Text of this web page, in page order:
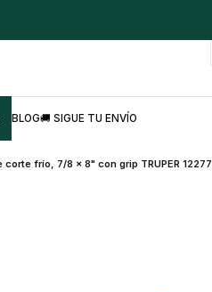
BLOG🚚 SIGUE TU ENVÍO
corte frío, 7/8 x 8" con grip TRUPER 12277